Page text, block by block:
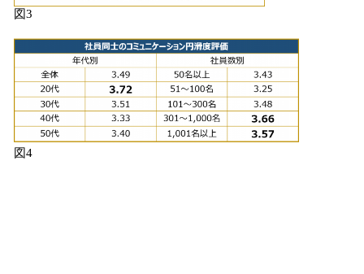
図3
図4